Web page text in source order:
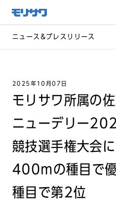
メ
ニュー
飛ばし
へ移動
ニュース&プレスリリース
2025年10月07日
モリサワ所属の
ニューデリー
競技選手権大会
400mの種目で
種目で第2位